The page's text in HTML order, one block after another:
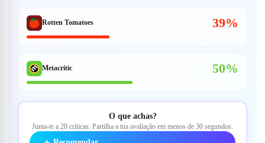
Rotten Tomatoes 39%
Metacritic 50%
O que achas?
Junta-te a 28 críticas. Partilha a tua avaliação em menos de 30 segundos.